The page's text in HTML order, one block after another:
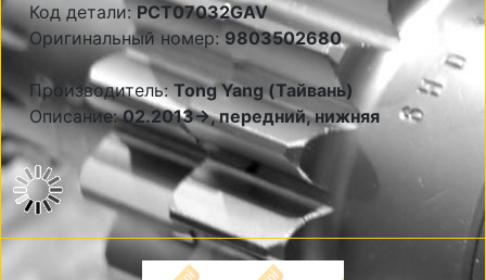
Код детали:PCT07032GAV
Оригинальный номер:9803502680
Производитель:Tong Yang (Тайвань)
Описание:02.2013->, передний, нижняя